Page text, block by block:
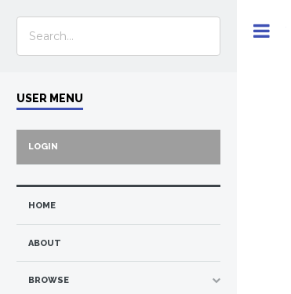
USER MENU
LOGIN
HOME
ABOUT
BROWSE